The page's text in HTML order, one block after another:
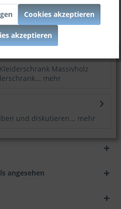
zum besten Preis!
Massivholz
mehr
und diskutieren... mehr
angesehen
Cookies akzeptieren
akzeptieren